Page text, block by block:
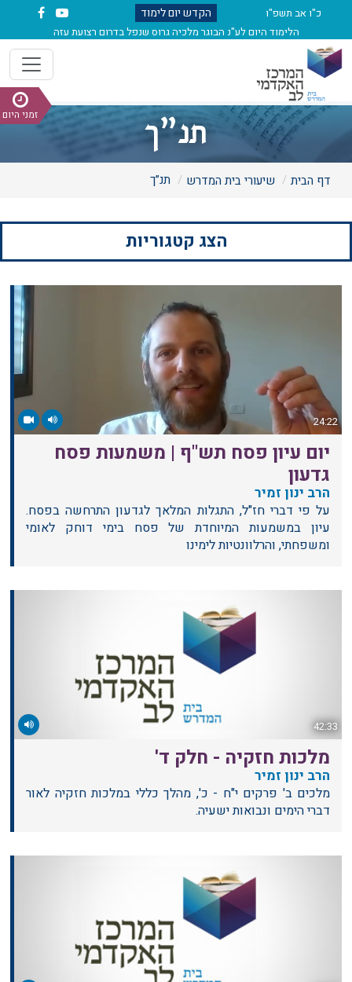
כ"ו אב תשפ"ו
הלימוד היום לע"נ הבוגר מלכיה גרוס שנפל בדרום רצועת עזה
הקדש יום לימוד
זמני היום תנ”ך
דף הבית שיעורי בית המדרש תנ”ך
הצג קטגוריות
24:22
יום עיון פסח תש"ף | משמעות פסח
גדעון
הרב ינון זמיר
על פי דברי חז"ל, התגלות המלאך לגדעון התרחשה בפסח.
עיון במשמעות המיוחדת של פסח בימי דוחק לאומי
ומשפחתי, והרלוונטיות לימינו
42:33
מלכות חזקיה - חלק ד'
הרב ינון זמיר
מלכים ב' פרקים י"ח - כ', מהלך כללי במלכות חזקיה לאור
דברי הימים ונבואות ישעיה.